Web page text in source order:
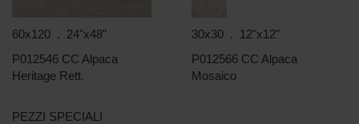
60x120 . 24"x48"
P012546 CC Alpaca
Heritage Rett.
30x30 . 12"x12"
P012566 CC Alpaca
Mosaico
PEZZI SPECIALI